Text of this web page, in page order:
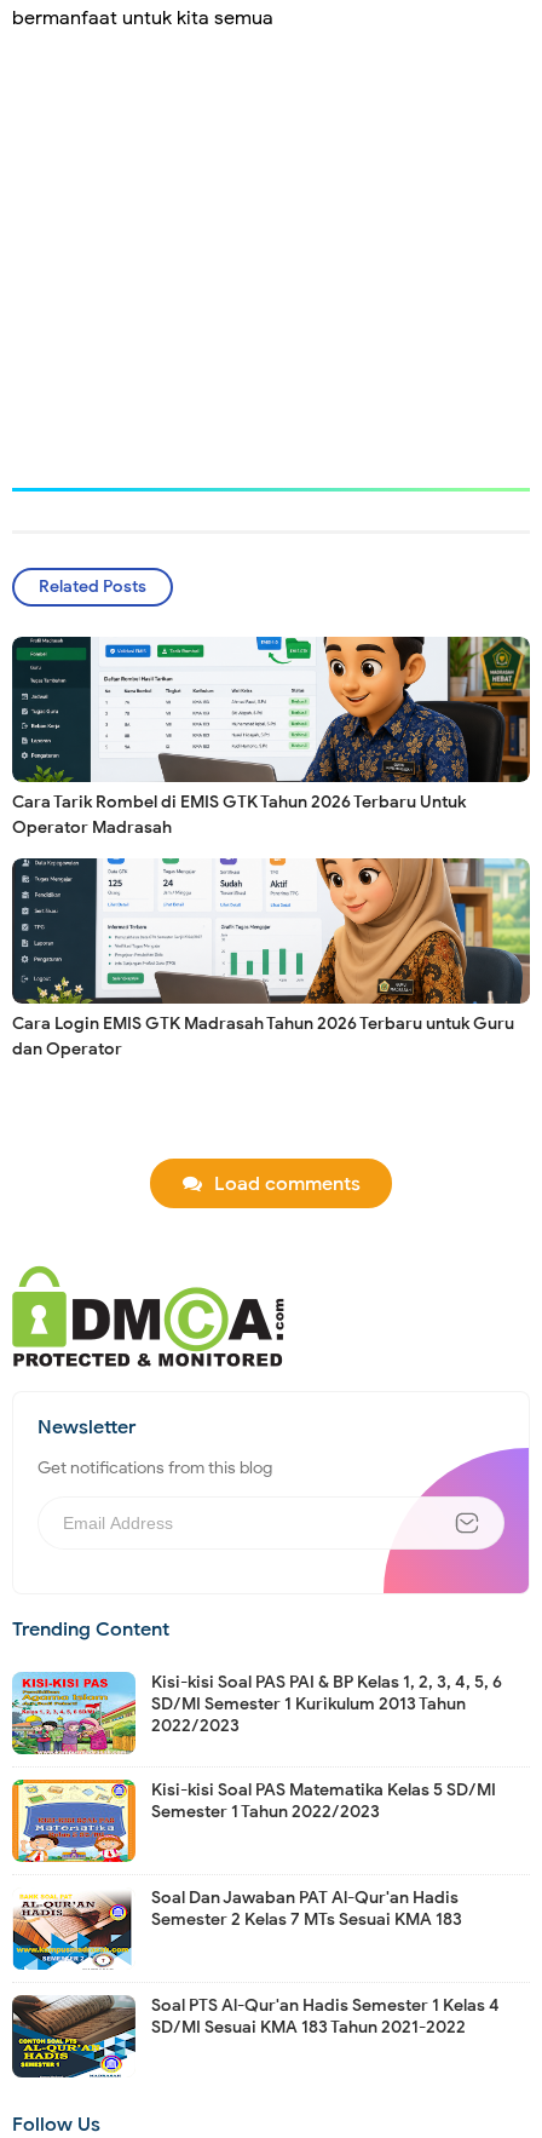
bermanfaat untuk kita semua
Related Posts
Cara Tarik Rombel di EMIS GTK Tahun 2026 Terbaru Untuk
Operator Madrasah
Cara Login EMIS GTK Madrasah Tahun 2026 Terbaru untuk Guru
dan Operator
Load comments
Newsletter
Get notifications from this blog
Trending Content
Kisi-kisi Soal PAS PAI & BP Kelas 1, 2, 3, 4, 5, 6
SD/MI Semester 1 Kurikulum 2013 Tahun
2022/2023
Kisi-kisi Soal PAS Matematika Kelas 5 SD/MI
Semester 1 Tahun 2022/2023
Soal Dan Jawaban PAT Al-Qur'an Hadis
Semester 2 Kelas 7 MTs Sesuai KMA 183
Soal PTS Al-Qur'an Hadis Semester 1 Kelas 4
SD/MI Sesuai KMA 183 Tahun 2021-2022
Follow Us